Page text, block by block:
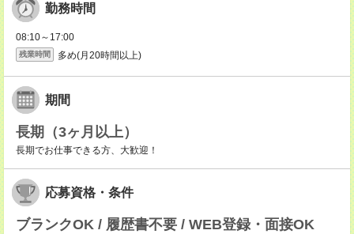
勤務時間
08:10～17:00
残業時間 多め(月20時間以上)
期間
長期（3ヶ月以上）
長期でお仕事できる方、大歓迎！
応募資格・条件
ブランクOK / 履歴書不要 / WEB登録・面接OK